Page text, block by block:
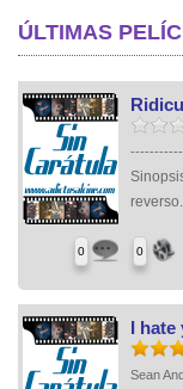
ÚLTIMAS
0 0
I hate
Sean